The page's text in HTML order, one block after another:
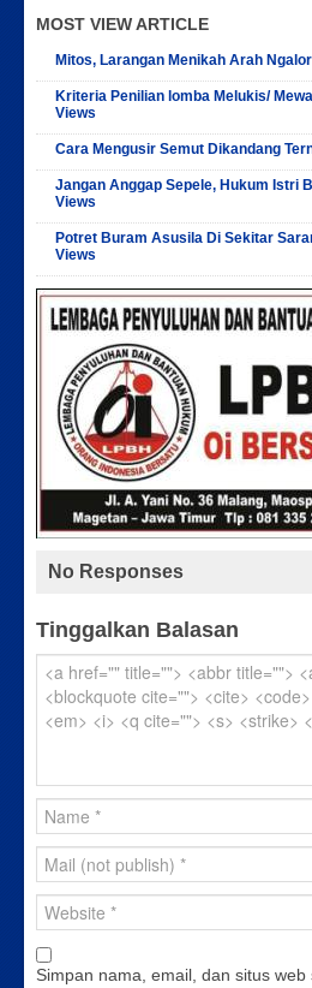
MOST VIEW ARTICLE
Mitos, Larangan Menikah Arah
Kriteria Penilian lomba Melukis/
Views
Cara Mengusir Semut Dikandang
Jangan Anggap Sepele, Hukum Istri
Views
Potret Buram Asusila Di Sekitar
Views
No Responses
Tinggalkan Balasan
Simpan nama, email, dan situs